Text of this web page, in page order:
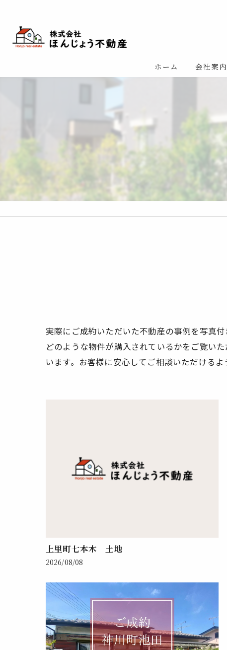
ホーム 会社案内
スタッ
実際にご成約いただいた不動産の事例を写真
どのような物件が購入されているかをご覧い
います。お客様に安心してご相談いただけるよ
上里町七本木 土地
2026/08/08